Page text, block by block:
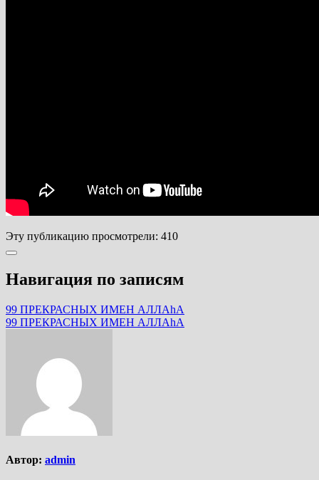
Эту публикацию просмотрели: 410
Навигация по записям
99 ПРЕКРАСНЫХ ИМЕН АЛЛАhА
99 ПРЕКРАСНЫХ ИМЕН АЛЛАhА
Автор: admin